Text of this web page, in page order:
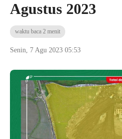
Agustus 2023
waktu baca 2 menit
Senin, 7 Agu 2023 05:53